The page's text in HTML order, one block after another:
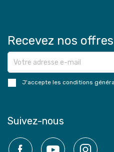
Recevez nos
J'accepte les conditions
Suivez-nous
Facebook YouTube